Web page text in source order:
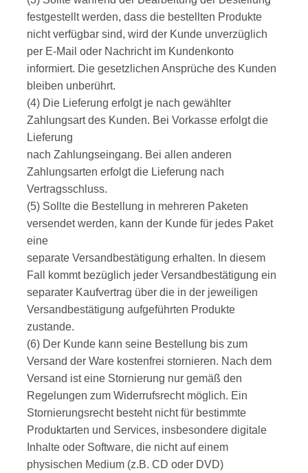
festgestellt werden, dass die bestellten Produkte
nicht verfügbar sind, wird der Kunde unverzüglich
per E-Mail oder Nachricht im Kundenkonto
informiert. Die gesetzlichen Ansprüche des Kunden
bleiben unberührt.
(4) Die Lieferung erfolgt je nach gewählter
Zahlungsart des Kunden. Bei Vorkasse erfolgt die
Lieferung
nach Zahlungseingang. Bei allen anderen
Zahlungsarten erfolgt die Lieferung nach
Vertragsschluss.
(5) Sollte die Bestellung in mehreren Paketen
versendet werden, kann der Kunde für jedes Paket
eine
separate Versandbestätigung erhalten. In diesem
Fall kommt bezüglich jeder Versandbestätigung ein
separater Kaufvertrag über die in der jeweiligen
Versandbestätigung aufgeführten Produkte
zustande.
(6) Der Kunde kann seine Bestellung bis zum
Versand der Ware kostenfrei stornieren. Nach dem
Versand ist eine Stornierung nur gemäß den
Regelungen zum Widerrufsrecht möglich. Ein
Stornierungsrecht besteht nicht für bestimmte
Produktarten und Services, insbesondere digitale
Inhalte oder Software, die nicht auf einem
physischen Medium (z.B. CD oder DVD)